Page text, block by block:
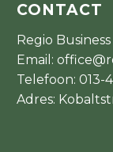
CONTACT
Regio Business
Email:
Telefoon: 013-
Adres: